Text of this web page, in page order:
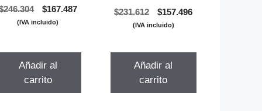
0
d
e
246.304
El
precio
$167.487El
(IVA incluido)
Añadir al
carrito
0
d
e
$231.612
El
precio
$231.612.
$157.496El
(IVA incluido)
Añadir al
carrito